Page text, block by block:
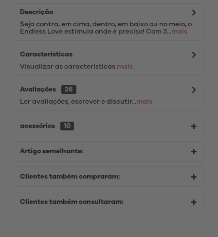
Descrição
Seja contra, em cima, dentro, em baixo ou no meio, o
Endless Love estimula onde é preciso! Com 3...mais
Características
Visualizar as características mais
Avaliações
26
Ler avaliações, escrever e discutir...mais
acessórios 10
Artigo semelhante:
Clientes também compraram:
Clientes também consultaram: